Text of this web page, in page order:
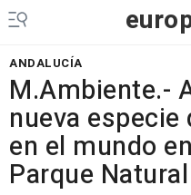
ANDALUCÍA
M.Ambiente.-
nueva
en el mundo
Parque